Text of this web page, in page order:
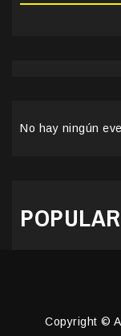
No hay ningún
Copyright ©